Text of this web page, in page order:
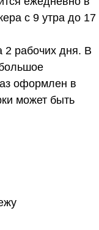
с 9 утра до 17
2 рабочих дня. В
оформлен в
может быть